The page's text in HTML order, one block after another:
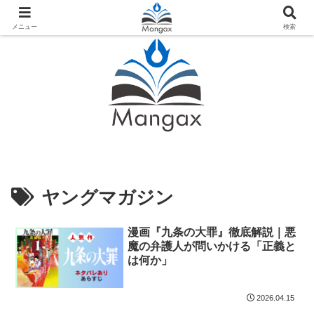
人気おすすめ漫画紹介ならMangax（マンガックス）
ヤングマガジン
漫画『九条の大罪』徹底解説｜悪
魔の弁護人が問いかける「正義と
は何か」
2026.04.15
メニュー 検索